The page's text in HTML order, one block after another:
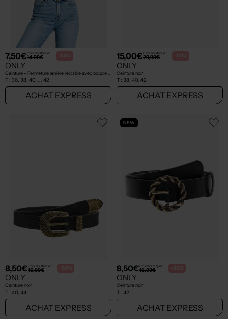
7,50€Prix boutique :
14,99€ -50%
ONLY
T : 36, 38, 40, ... 42
ACHAT EXPRESS
15,00€Prix boutique :
29,99€ -50%
ONLY
Ceinture noir
T : 38, 40, 42
ACHAT EXPRESS
8,50€Prix boutique :
16,99€ -50%
ONLY
Ceinture noir
T : 40, 44
ACHAT EXPRESS
NEW
8,50€Prix boutique :
16,99€ -50%
ONLY
Ceinture noir
T : 42
ACHAT EXPRESS